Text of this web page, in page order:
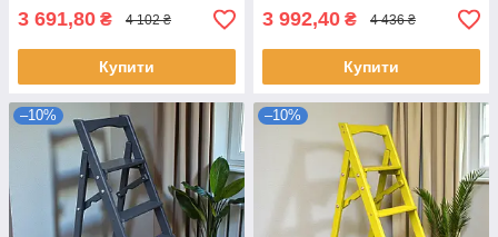
3 691,80 ₴ 4 102 ₴
Купити
3 992,40 ₴ 4 436 ₴
Купити
–10% –10%